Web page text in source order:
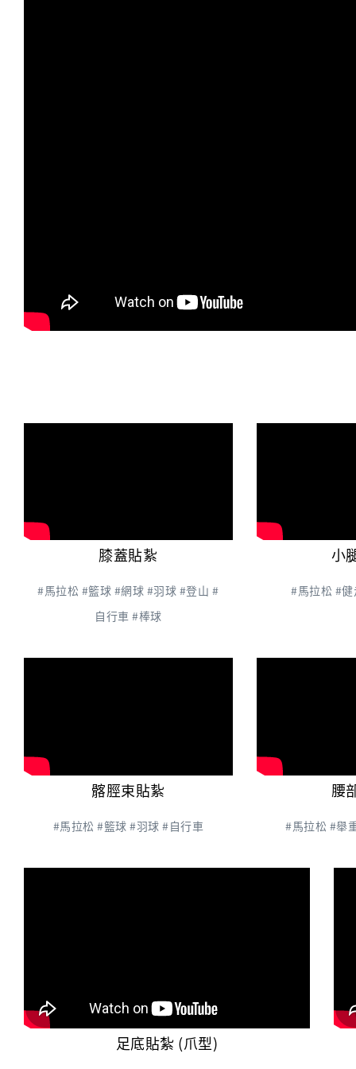
膝蓋貼紥
#馬拉松 #籃球 #網球 #羽球 #登山 #
自行車 #棒球
小
#馬拉松 #
髂脛束貼紥
#馬拉松 #籃球 #羽球 #自行車
腰
#馬拉松 #舉
足底貼紮 (爪型)